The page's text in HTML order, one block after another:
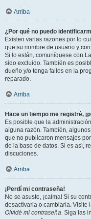
Arriba
¿Por qué no puedo
Existen varias razones por lo
que su nombre de usuario y
Si lo están, comuníquese con
sido excluido. También es
dueño y/o tenga fallos en la
reparado.
Arriba
Hace un tiempo me registré,
Es posible que la
alguna razón. También,
que no publicaron mensajes
de la base de datos. Si es así,
discuciones.
Arriba
¡Perdí mi contraseña!
No se asuste, ¡calma! Si su
desactivarla o cambiarla. Visite
Olvidé mi contraseña. Siga las